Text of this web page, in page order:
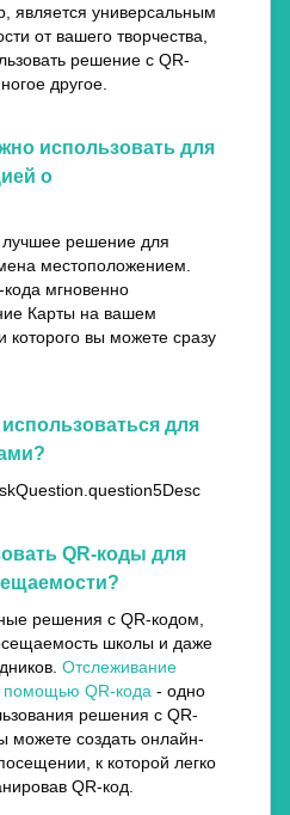
является универсальным
от вашего творчества,
решение с QR-
другое.
использовать для
о
решение для
местоположением.
мгновенно
Карты на вашем
которого вы можете сразу
для
QR-коды для
решения с QR-кодом,
школы и даже
Отслеживание
QR-кода - одно
решения с QR-
можете создать онлайн-
к которой легко
QR-код.